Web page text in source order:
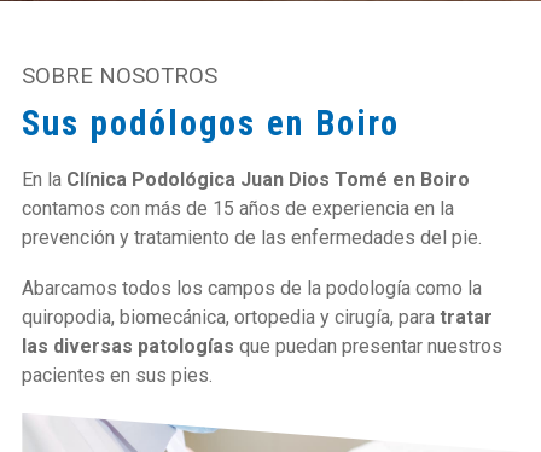
SOBRE NOSOTROS
Sus podólogos en Boiro
En la Clínica Podológica Juan Dios Tomé en Boiro
contamos con más de 15 años de experiencia en la
prevención y tratamiento de las enfermedades del pie.
Abarcamos todos los campos de la podología como la
quiropodia, biomecánica, ortopedia y cirugía, paratratar
las diversas patologías que puedan presentar nuestros
pacientes en sus pies.